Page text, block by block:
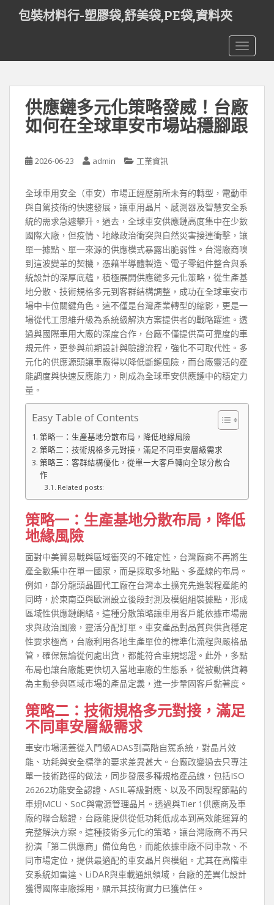
t
包裝材料行-塑膠袋,舒美袋,PE袋,資料夾
供應鏈多元化策略發威！台廠
如何在全球車安市場站穩腳跟
2026-06-23 admin 工業資訊
全球車用安全（車安）市場正經歷前所未有的轉型，電動車
與自駕技術的快速發展，讓車用晶片、感測器及智慧安全系
統的需求急遽攀升。過去，全球車安供應鏈高度集中在少數
國際大廠，但疫情、地緣政治衝突與自然災害接連衝擊，讓
單一據點、單一來源的供應模式暴露出脆弱性。台灣廠商嗅
到這波變革的契機，憑藉半導體製造、電子零組件整合與系
統設計的深厚底蘊，積極展開供應鏈多元化策略，從生產基
地分散、技術規格多元到客群結構調整，成功在全球車安市
場中卡位關鍵角色。這不僅是台灣產業轉型的縮影，更是一
場從代工思維升級為系統級解決方案提供者的戰略躍進。透
過與國際車用大廠的深度合作，台廠不僅提供高可靠度的車
規元件，更參與前期設計與驗證流程，強化不可取代性。多
元化的供應源頭讓車廠得以降低斷鏈風險，而台廠靈活的產
能調度與快速反應能力，則成為全球車安供應鏈中的穩定力
量。
Easy Table of Contents
策略一：生產基地分散布局，降低地緣風險
策略二：技術規格多元對接，滿足不同車安層級需求
策略三：客群結構優化，從單一大客戶轉向全球分散合
作
Related posts:
策略一：生產基地分散布局，降低
地緣風險
面對中美貿易戰與區域衝突的不確定性，台灣廠商不再將生
產全數集中在單一國家，而是採取多地點、多產線的布局。
例如，部分龍頭晶圓代工廠在台灣本土擴充先進製程產能的
同時，於東南亞與歐洲設立後段封測及模組組裝據點，形成
區域性供應鏈網絡。這種分散策略讓車用客戶能依據市場需
求與政治風險，靈活分配訂單。車安產品對品質與供貨穩定
性要求極高，台廠利用各地生產單位的標準化流程與嚴格品
管，確保無論從何處出貨，都能符合車規認證。此外，多點
布局也讓台廠能更快切入當地車廠的生態系，從被動供貨轉
為主動參與區域市場的產品定義，進一步鞏固客戶黏著度。
策略二：技術規格多元對接，滿足
不同車安層級需求
車安市場涵蓋從入門級ADAS到高階自駕系統，對晶片效
能、功耗與安全標準的要求差異甚大。台廠改變過去只專注
單一技術路徑的做法，同步發展多種規格產品線，包括ISO
26262功能安全認證、ASIL等級對應、以及不同製程節點的
車規MCU、SoC與電源管理晶片。透過與Tier 1供應商及車
廠的聯合驗證，台廠能提供從低功耗低成本到高效能運算的
完整解決方案。這種技術多元化的策略，讓台灣廠商不再只
扮演「第二供應商」備位角色，而能依據車廠不同車款、不
同市場定位，提供最適配的車安晶片與模組。尤其在高階車
安系統如雷達、LiDAR與車載通訊領域，台廠的差異化設計
獲得國際車廠採用，顯示其技術實力已獲信任。